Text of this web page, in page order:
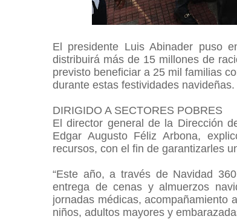
El presidente Luis Abinader puso
distribuirá más de 15 millones de
previsto beneficiar a 25 mil familias
durante estas festividades navideñas.
DIRIGIDO A SECTORES POBRES
El director general de la Dirección
Edgar Augusto Féliz Arbona,
recursos, con el fin de garantizarles
“Este año, a través de Navidad
entrega de cenas y almuerzos
jornadas médicas, acompañamiento
niños, adultos mayores y